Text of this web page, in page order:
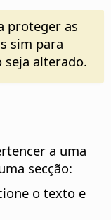
proteger as
sim para
alterado.
a uma
secção:
o texto e